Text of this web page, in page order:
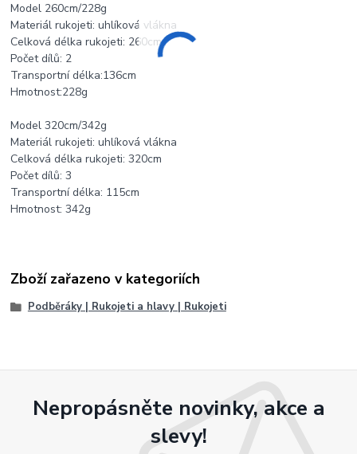
Model 260cm/228g
Materiál rukojeti: uhlíková vlákna
Celková délka rukojeti: 260cm
Počet dílů: 2
Transportní délka:136cm
Hmotnost:228g
Model 320cm/342g
Materiál rukojeti: uhlíková vlákna
Celková délka rukojeti: 320cm
Počet dílů: 3
Transportní délka: 115cm
Hmotnost: 342g
Zboží zařazeno v kategoriích
Podběráky | Rukojeti a hlavy | Rukojeti
Nepropásněte novinky, akce a
slevy!